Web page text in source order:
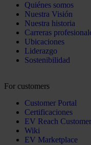
Quiénes somos
Nuestra Visión
Nuestra historia
Carreras
Ubicaciones
Liderazgo
Sostenibilidad
For customers
Customer Portal
Certificaciones
EV Reach
Wiki
EV Marketplace